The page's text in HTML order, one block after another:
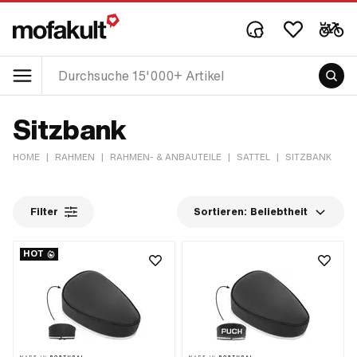
Sitzbank
HOME | RAHMEN | RAHMEN- & ANBAUTEILE | SATTEL | SITZBANK
Filter Sortieren: Beliebtheit
HOT